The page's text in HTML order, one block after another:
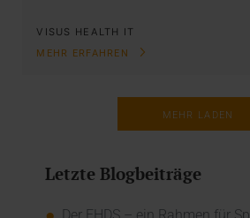
VISUS HEALTH IT
MEHR ERFAHREN
MEHR LADEN
Letzte Blogbeiträge
Der EHDS – ein Rahmen für